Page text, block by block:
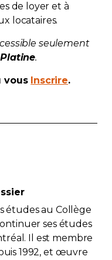
de loyer et à
locataires.
seulement
.
vous Inscrire.
études au Collège
ses études
Il est membre
1992, et œuvre